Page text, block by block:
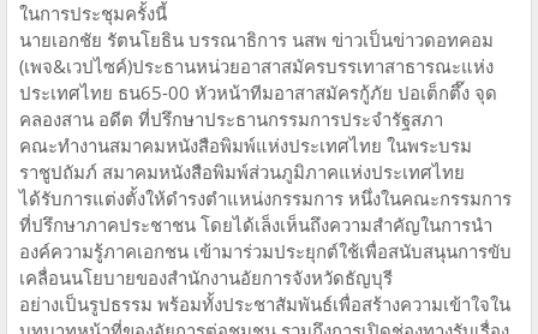
ในการประชุมครั้งนี้
นายเอกชัย รัตนโยธิน บรรณาธิการ นสพ ข่าวเป็นข่าวดอทคอม
(เพจ&เวปไซค์)ประธานหน่วยอาสาสมัครบรรเทาสาธารณะแห่ง
ประเทศไทย ธน65-00 หัวหน้าทีมอาสาสมัครกู้ภัย ปอเต็กตึ๊ง จุด
คลองสาน อดีต ที่ปรึกษาประธานกรรมการประจำรัฐสภา
คณะทำงานสมาคมหนังสือพิมพ์แห่งประเทศไทย ในพระบรม
ราชูปถัมภ์ สมาคมหนังสือพิมพ์ส่วนภูมิภาคแห่งประเทศไทย
ได้รับการแต่งตั้งให้ดำรงตำแหน่งกรรมการ หนึ่งในคณะกรรมการ
ที่ปรึกษาภาคประชาชน โดยได้เล็งเห็นถึงความสำคัญในการนำ
องค์ความรู้ภาคเอกชน เข้ามาร่วมประยุกต์ใช้เพื่อสนับสนุนการขับ
เคลื่อนนโยบายของสำนักงานอัยการจังหวัดธัญบุรี
อย่างเป็นรูปธรรม พร้อมทั้งประชาสัมพันธ์เพื่อสร้างความเข้าใจใน